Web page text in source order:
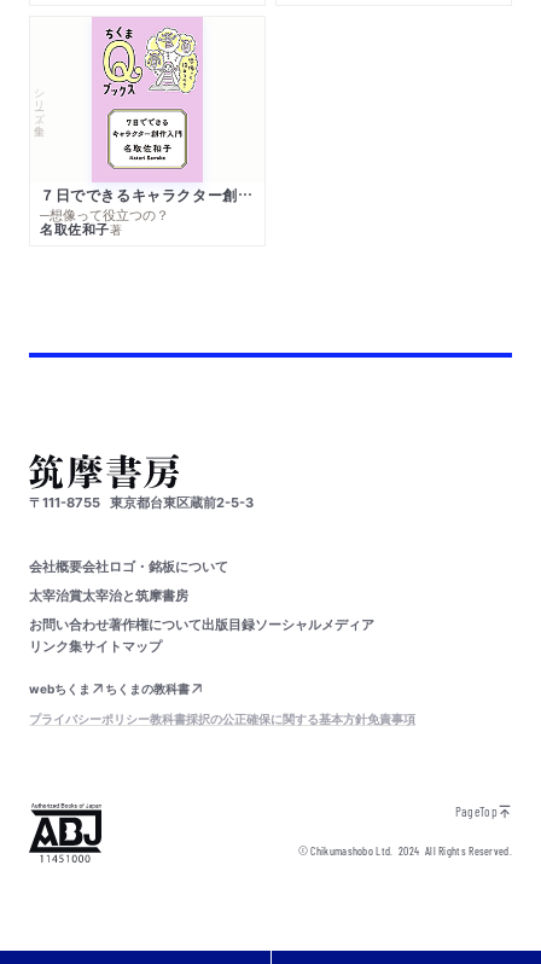
シリーズ・全集
７日でできるキャラクター創作入門
─想像って役立つの？
名取佐和子著
〒111-8755 東京都台東区蔵前2-5-3
会社概要会社ロゴ・銘板について
太宰治賞太宰治と筑摩書房
お問い合わせ著作権について出版目録ソーシャルメディア
リンク集サイトマップ
webちくま
ちくまの教科書
プライバシーポリシー教科書採択の公正確保に関する基本方針免責事項
PageTop
© Chikumashobo Ltd.2024 All Rights Reserved.